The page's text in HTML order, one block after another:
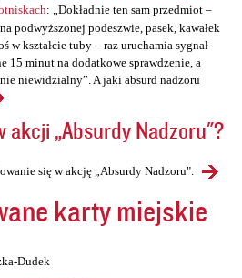
: „Dokładnie ten sam przedmiot –
podwyższonej podeszwie, pasek, kawałek
w kształcie tuby – raz uruchamia sygnał
15 minut na dodatkowe sprawdzenie, a
niewidzialny”. A jaki absurd nadzoru
akcji „Absurdy Nadzoru"?
się w akcję „Absurdy Nadzoru".
karty miejskie
Dudek